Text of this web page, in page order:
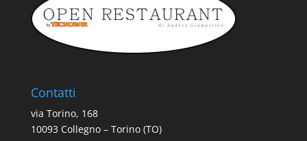
Contatti
via Torino, 168
10093 Collegno – Torino (TO)